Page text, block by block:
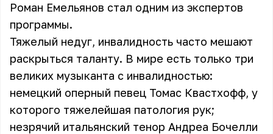
Роман Емельянов стал одним из экспертов
программы.
Тяжелый недуг, инвалидность часто мешают
раскрыться таланту. В мире есть только три
великих музыканта с инвалидностью:
немецкий оперный певец Томас Квастхофф, у
которого тяжелейшая патология рук;
незрячий итальянский тенор Андреа Бочелли